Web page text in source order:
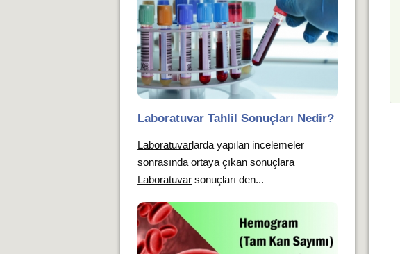
Laboratuvar Tahlil Sonuçları Nedir?
Laboratuvarlarda yapılan incelemeler
sonrasında ortaya çıkan sonuçlara
Laboratuvar sonuçları den...